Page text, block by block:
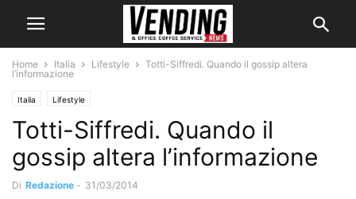
Home Italia Lifestyle
Totti-Siffredi. Quando il gossip altera
l’informazione
Italia Lifestyle
Totti-Siffredi. Quando il
gossip altera l’informazione
Di Redazione - 31/03/2014